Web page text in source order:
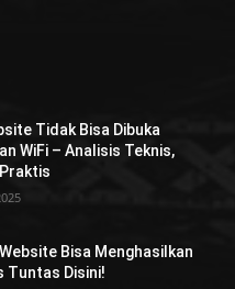
Tidak Bisa Dibuka
WiFi – Analisis Teknis,
Bisa Menghasilkan
Tuntas Disini!